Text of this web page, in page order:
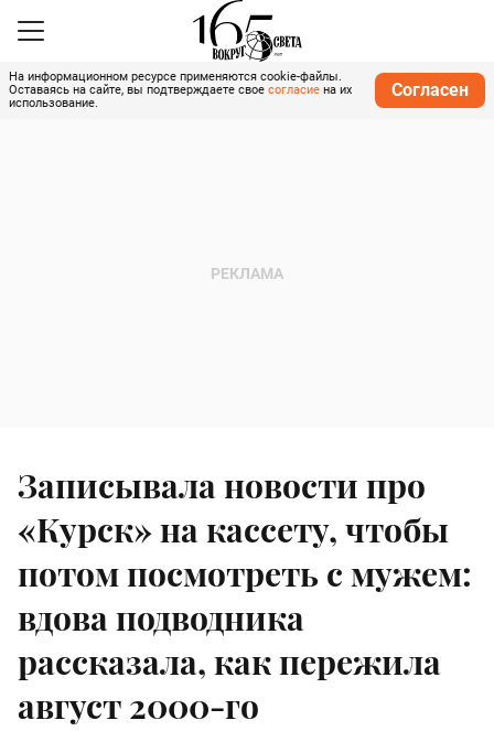
На информационном ресурсе применяются cookie-файлы.
Оставаясь на сайте, вы подтверждаете свое согласие на их
использование.
Согласен
Записывала новости про
«Курск» на кассету, чтобы
потом посмотреть с мужем:
вдова подводника
рассказала, как пережила
август 2000-го